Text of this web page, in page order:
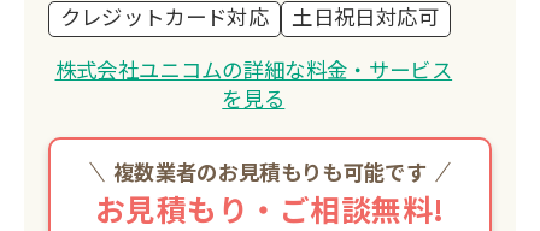
クレジットカード対応
土日祝日対応可
株式会社ユニコムの詳細な料金・サービス
を見る
複数業者のお見積もりも可能です
お見積もり・ご相談無料!